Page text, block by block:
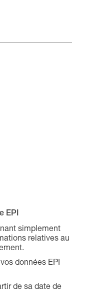
EPI
simplement
relatives au
données EPI
de sa date de